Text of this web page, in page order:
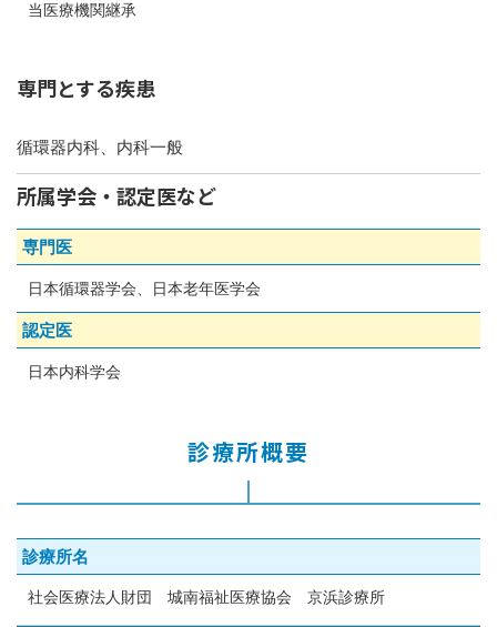
当医療機関継承
専門とする疾患
循環器内科、内科一般
所属学会・認定医など
専門医
日本循環器学会、日本老年医学会
認定医
日本内科学会
診療所概要
診療所名
社会医療法人財団 城南福祉医療協会 京浜診療所